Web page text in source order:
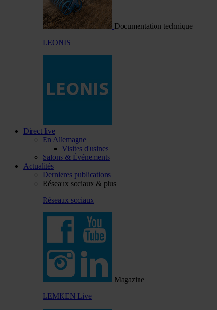
Documentation technique
LEONIS
Direct live
En Allemagne
Visites d'usines
Salons & Événements
Actualités
Dernières publications
Réseaux sociaux & plus
Réseaux sociaux
Magazine
LEMKEN Live